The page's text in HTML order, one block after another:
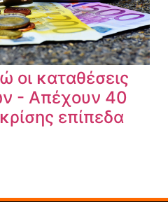
οι καταθέσεις
- Απέχουν 40
επίπεδα